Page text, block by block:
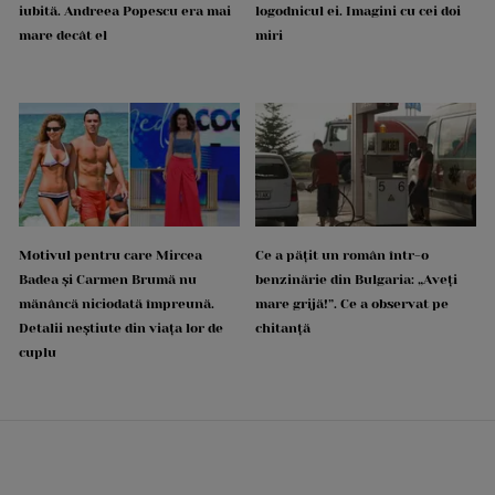
iubită. Andreea Popescu era mai
mare decât el
logodnicul ei. Imagini cu cei doi
miri
Motivul pentru care Mircea
Badea și Carmen Brumă nu
mănâncă niciodată împreună.
Detalii neștiute din viața lor de
cuplu
Ce a pățit un român într-o
benzinărie din Bulgaria: „Aveți
mare grijă!”. Ce a observat pe
chitanță